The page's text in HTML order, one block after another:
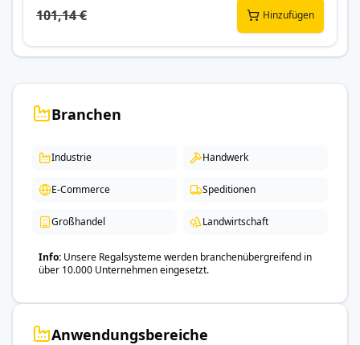
101,14 € Hinzufügen
Branchen
Industrie Handwerk
E-Commerce Speditionen
Großhandel Landwirtschaft
Info Unsere Regalsysteme werden branchenübergreifend in
über 10.000 Unternehmen eingesetzt.
Anwendungsbereiche